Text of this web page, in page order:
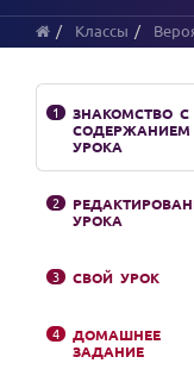
Классы
1
ЗНАКОМСТВО С
СОДЕРЖАНИЕМ
УРОКА
2
УРОКА
3 СВОЙ УРОК
4
ДОМАШНЕЕ
ЗАДАНИЕ